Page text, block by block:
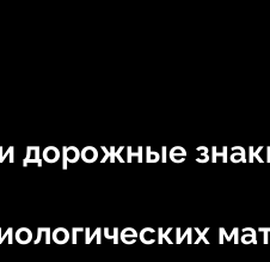
дорожные